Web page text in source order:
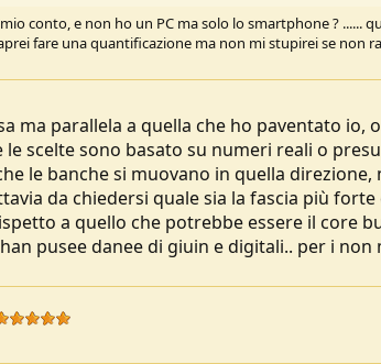
conto, e non ho un PC ma solo lo smartphone ? ......
fare una quantificazione ma non mi stupirei se non
ma parallela a quella che ho paventato io,
scelte sono basato su numeri reali o
le banche si muovano in quella
da chiedersi quale sia la fascia più
a quello che potrebbe essere il core
pusee danee di giuin e digitali.. per i